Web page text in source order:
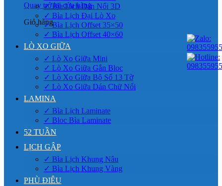
Quay trở lại cửa hàng
Giỏ hàng
✓ Bìa Lịch Dán Nổi 3D
✓ Bìa Lịch Đại Lò Xo
✓ Bìa Lịch Offset 35×50
✓ Bìa Lịch Offset 40×60
LÒ XO GIỮA
✓ Lò Xo Giữa Mini
✓ Lò Xo Giữa Gắn Bloc
✓ Lò Xo Giữa Bộ Số 13 Tờ
✓ Lò Xo Giữa Dán Chữ Nổi
LAMINA
✓ Bìa Lịch Laminate
✓ Bloc Bìa Laminate
52 TUẦN
LỊCH GẬP
✓ Bìa Lịch Khung Nâu
✓ Bìa Lịch Khung Vàng
PHÙ ĐIÊU